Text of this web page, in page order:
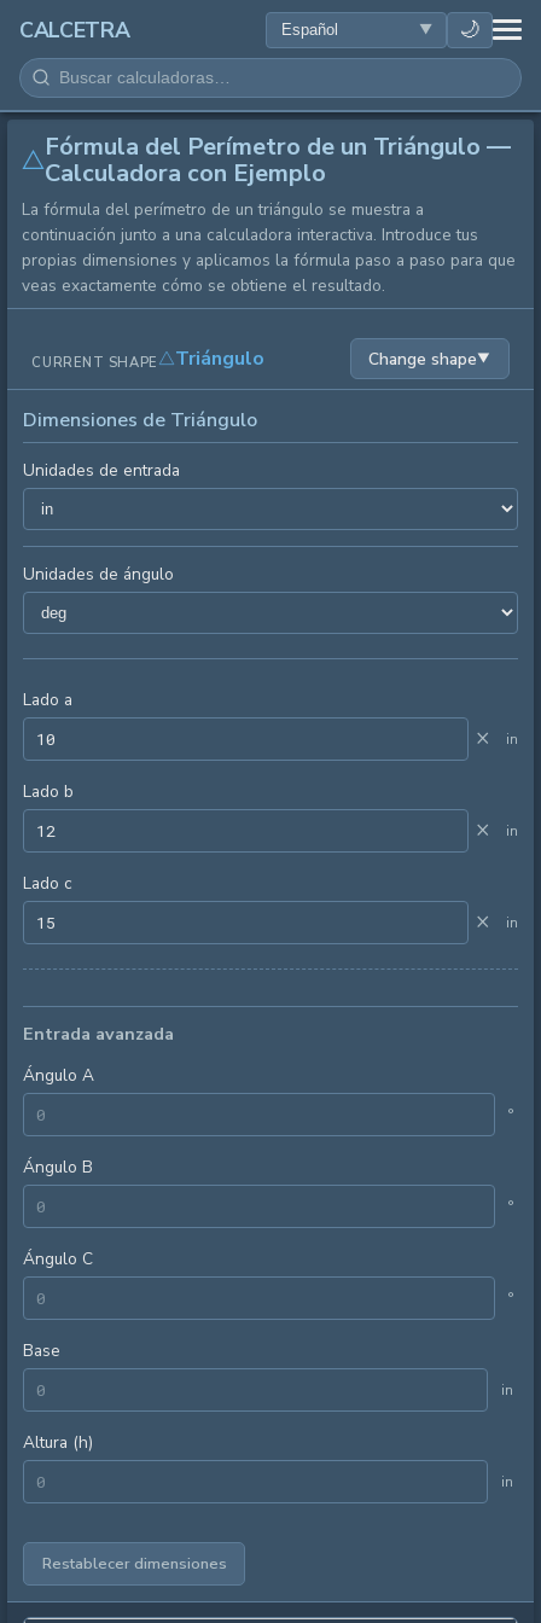
CALCETRA 🌙
MATEMÁTICAS
CONVERSIONES
CIENCIA
COTIDIANO
OTRAS HERRAMIENTAS
Fórmula del Perímetro de un Triángulo —
Calculadora con Ejemplo
La fórmula del perímetro de un triángulo se muestra a
continuación junto a una calculadora interactiva. Introduce tus
propias dimensiones y aplicamos la fórmula paso a paso para que
veas exactamente cómo se obtiene el resultado.
CURRENT SHAPE Triángulo Change shape▼
Dimensiones de Triángulo
Unidades de entrada
Unidades de ángulo
Lado a
× in
Lado b
× in
Lado c
× in
Entrada avanzada
Ángulo A
°
Ángulo B
°
Ángulo C
°
Base
in
Altura (h)
in
Restablecer dimensiones